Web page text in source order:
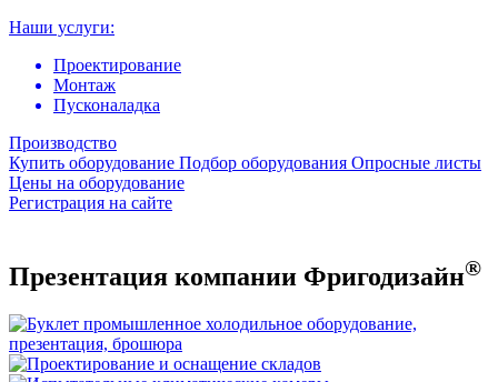
Наши услуги:
Проектирование
Монтаж
Пусконаладка
Производство
Купить оборудование Подбор оборудования Опросные листы
Цены на оборудование
Регистрация на сайте
Презентация компании Фригодизайн®